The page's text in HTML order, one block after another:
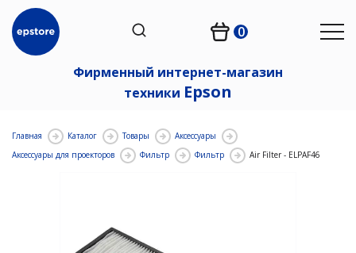
0
Фирменный интернет-магазин
техники Epson
Главная Каталог Товары
Аксессуары
Аксессуары для проекторов
Фильтр Фильтр Air Filter - ELPAF46